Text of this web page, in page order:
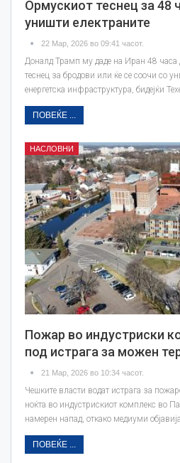
Ормускиот теснец за 48
уништи електраните
22 Мар, 2026 во 09:41 часот.
Доналд Трамп му даде на Иран 48 часа
теснец за бродови или ќе се соочи со
енергетска инфраструктура, бидејќи
ПОВЕЌЕ ...
НАСЛОВНИ
Пожар во индустриски
под истрага за можен
21 Мар, 2026 во 10:34 часот.
Чешките власти водат истрага за
ноќта во индустрискиот комплекс во
намерен напад, откако медиуми објавија
ПОВЕЌЕ ...